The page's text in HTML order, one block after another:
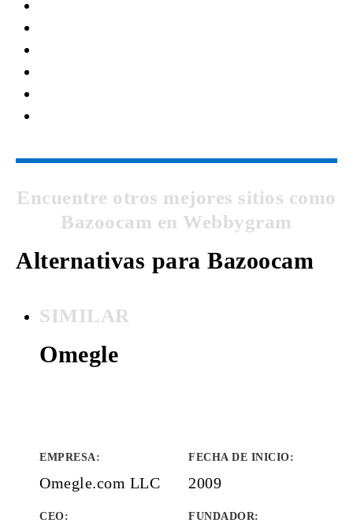
Encuentre otros mejores sitios como
Bazoocam en Webbygram
Alternativas para Bazoocam
SIMILAR
Omegle
EMPRESA:
Omegle.com LLC
FECHA DE INICIO:
2009
CEO: FUNDADOR: